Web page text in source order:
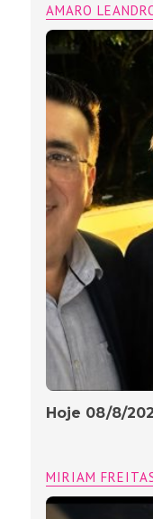
AMARO
Hoje 08/8/
MIRIAM